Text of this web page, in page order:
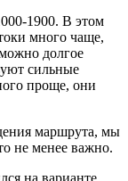
1900. В этом
много чаще,
долгое
сильные
проще, они
маршрута, мы
не менее важно.